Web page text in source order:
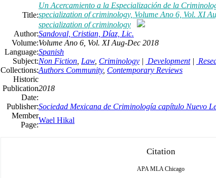
Title:
Un Acercamiento a la Especialización de la
specialization of criminology, Volume Ano 6, Vol. XI
specialization of criminology
Author:Sandoval, Cristian, Díaz, Lic.
Volume:Volume Ano 6, Vol. XI Aug-Dec 2018
Language:Spanish
Subject:Non Fiction Law, Criminology | Development|
Collections:Authors Community, Contemporary Reviews
Historic
Publication
Date:
2018
Publisher:Sociedad Mexicana de Criminología capítulo Nuevo
Member
Page:
Wael Hikal
Citation
APA MLA Chicago